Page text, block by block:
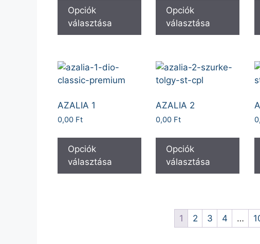
Opciók
választása
Opciók
választása
AZALIA 1
0,00 Ft
Opciók
választása
AZALIA 2
0,00 Ft
Opciók
választása
1 2 3 4 …